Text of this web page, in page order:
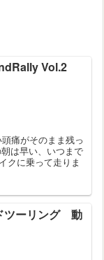
Vol.2
痛がそのまま残っ
は早い、いつまで
クに乗って走りま
ツーリング 動